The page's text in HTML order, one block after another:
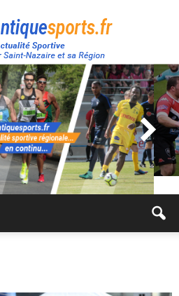
Atlantique
Sport